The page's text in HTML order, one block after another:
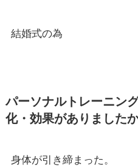
結婚式の為
パーソナルトレーニン
化・効果がありました
身体が引き締まった。